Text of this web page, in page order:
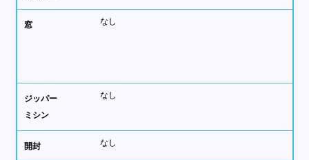
窓 なし
ジッパー
ミシン
なし
開封 なし